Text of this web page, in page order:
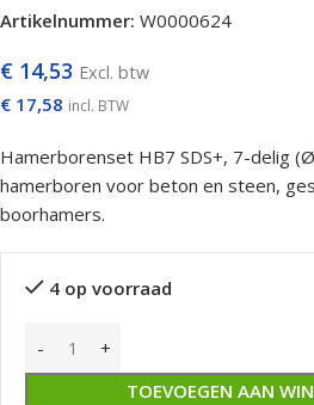
Artikelnummer: W0000624
€ 14,53 Excl. btw
€ 17,58 incl. BTW
Hamerborenset HB7 SDS+, 7-delig
hamerboren voor beton en steen,
boorhamers.
4 op voorraad
TOEVOEGEN AAN